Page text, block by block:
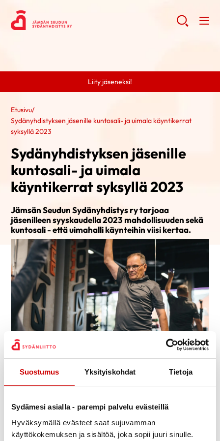
Suostumus Yksityiskohdat Tietoja
Sydämesi asialla - parempi palvelu evästeillä
Hyväksymällä evästeet saat sujuvamman
käyttökokemuksen ja sisältöä, joka sopii juuri sinulle.
Liity jäseneksi!
Etusivu/
Sydänyhdistyksen jäsenille kuntosali- ja uimala käyntikerrat
syksyllä 2023
Sydänyhdistyksen jäsenille
kuntosali- ja uimala
käyntikerrat syksyllä 2023
Jämsän Seudun Sydänyhdistys ry tarjoaa
jäsenilleen syyskaudella 2023 mahdollisuuden sekä
kuntosali - että uimahalli käynteihin viisi kertaa.
Pekka Skyttä
Julkaistu 18.9.2023
Jaa Whatsapp
Jaa FacebookJaa TwitterJaa Linkedin
Jaa EmailJaa Print
pitämään kunnostaan huolta. Tarjoamme
jäsenillemme syyskaudella 15.9.-31.12.2023 viisi